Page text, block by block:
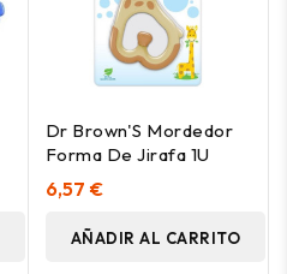
Dr Brown'S Mordedor
Forma De Jirafa 1U
6,57 €
AÑADIR AL CARRITO